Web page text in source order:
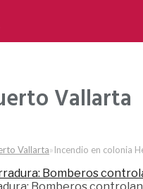
Vallarta
Vallarta»Incendio en colonia